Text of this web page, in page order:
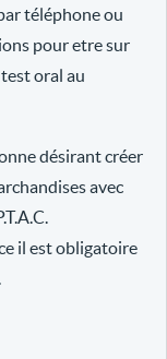
téléphone ou
pour etre sur
oral au
désirant créer
avec
il est obligatoire